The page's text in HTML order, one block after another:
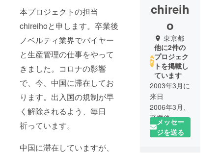
本プロジェクトの担当
chireihoと申します。卒業後
ノベルティ業界でバイヤー
と生産管理の仕事をやって
きました。コロナの影響
で、今、中国に滞在してお
ります。出入国の規制が早
く解除されるよう、毎日
祈っています。
中国に滞在していますが、
chireih
o
東京都
他に2件の
プロジェク
トを掲載し
ています
2003年3月に
来日
2006年3月、
卒業後、製
造メーカー
や貿易商社
メッセー
ジを送る